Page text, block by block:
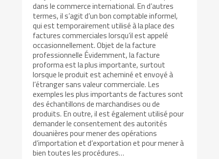
dans le commerce international. En d’autres
termes, il s’agit d’un bon comptable informel,
qui est temporairement utilisé à la place des
factures commerciales lorsqu’il est appelé
occasionnellement. Objet de la facture
professionnelle Évidemment, la facture
proforma est la plus importante, surtout
lorsque le produit est acheminé et envoyé à
l’étranger sans valeur commerciale. Les
exemples les plus importants de factures sont
des échantillons de marchandises ou de
produits. En outre, il est également utilisé pour
demander le consentement des autorités
douanières pour mener des opérations
d’importation et d’exportation et pour mener à
bien toutes les procédures…